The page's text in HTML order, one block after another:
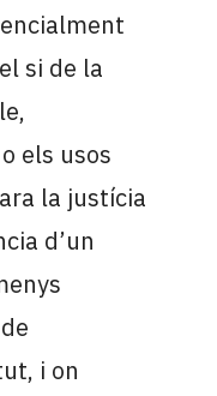
si de la
els usos
la justícia
d’un
i on